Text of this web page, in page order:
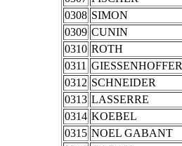
0308 SIMON
0309 CUNIN
0310 ROTH
0311 GIESSENHOFFER
0312 SCHNEIDER
0313 LASSERRE
0314 KOEBEL
0315 NOEL GABANT